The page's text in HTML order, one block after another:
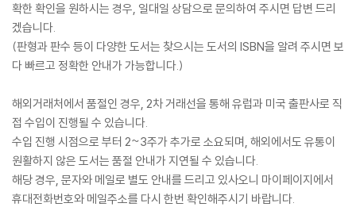
확한 확인을 원하시는 경우, 일대일 상담으로 문의하여 주시면 답변 드리
겠습니다.
(판형과 판수 등이 다양한 도서는 찾으시는 도서의 ISBN을 알려 주시면 보
다 빠르고 정확한 안내가 가능합니다.)
해외거래처에서 품절인 경우, 2차 거래선을 통해 유럽과 미국 출판사로 직
접 수입이 진행될 수 있습니다.
수입 진행 시점으로 부터 2~3주가 추가로 소요되며, 해외에서도 유통이
원활하지 않은 도서는 품절 안내가 지연될 수 있습니다.
해당 경우, 문자와 메일로 별도 안내를 드리고 있사오니 마이페이지에서
휴대전화번호와 메일주소를 다시 한번 확인해주시기 바랍니다.